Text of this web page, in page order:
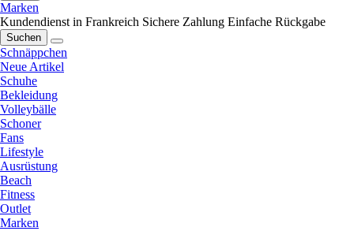
Marken
Kundendienst in Frankreich Sichere Zahlung Einfache Rückgabe
Suchen
Schnäppchen
Neue Artikel
Schuhe
Bekleidung
Volleybälle
Schoner
Fans
Lifestyle
Ausrüstung
Beach
Fitness
Outlet
Marken